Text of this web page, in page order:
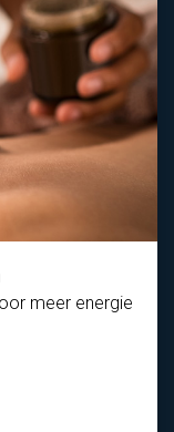
meer energie